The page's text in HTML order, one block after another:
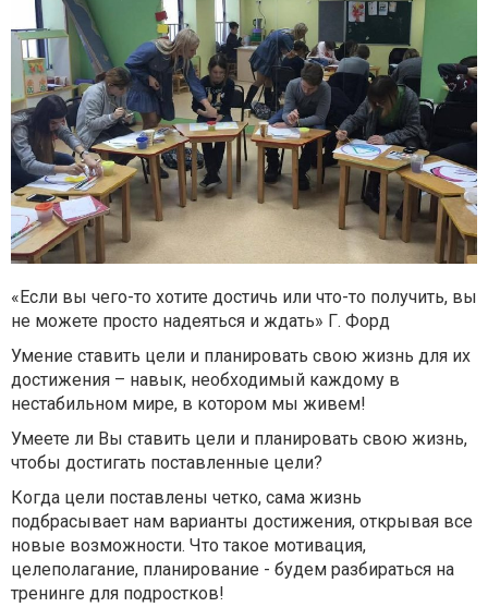
«Если вы чего-то хотите достичь или что-то получить, вы
не можете просто надеяться и ждать» Г. Форд
Умение ставить цели и планировать свою жизнь для их
достижения – навык, необходимый каждому в
нестабильном мире, в котором мы живем!
Умеете ли Вы ставить цели и планировать свою жизнь,
чтобы достигать поставленные цели?
Когда цели поставлены четко, сама жизнь
подбрасывает нам варианты достижения, открывая все
новые возможности. Что такое мотивация,
целеполагание, планирование - будем разбираться на
тренинге для подростков!